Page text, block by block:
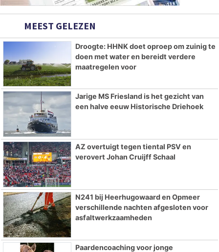
MEEST GELEZEN
Droogte: HHNK doet oproep om zuinig te
doen met water en bereidt verdere
maatregelen voor
Jarige MS Friesland is het gezicht van
een halve eeuw Historische Driehoek
AZ overtuigt tegen tiental PSV en
verovert Johan Cruijff Schaal
N241 bij Heerhugowaard en Opmeer
verschillende nachten afgesloten voor
asfaltwerkzaamheden
Paardencoaching voor jonge